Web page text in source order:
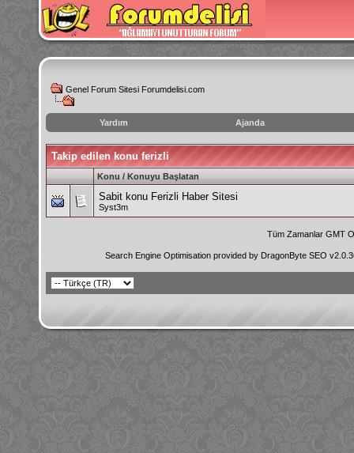
Genel Forum Sitesi Forumdelisi.com
Yardım Ajanda
instagram
izlenme
Takip edilen konu ferizli
Konu / Konuyu Başlatan
Sabit konu Ferizli Haber Sitesi
Syst3m
Tüm Zamanlar GMT
Search Engine Optimisation provided by DragonByte SEO